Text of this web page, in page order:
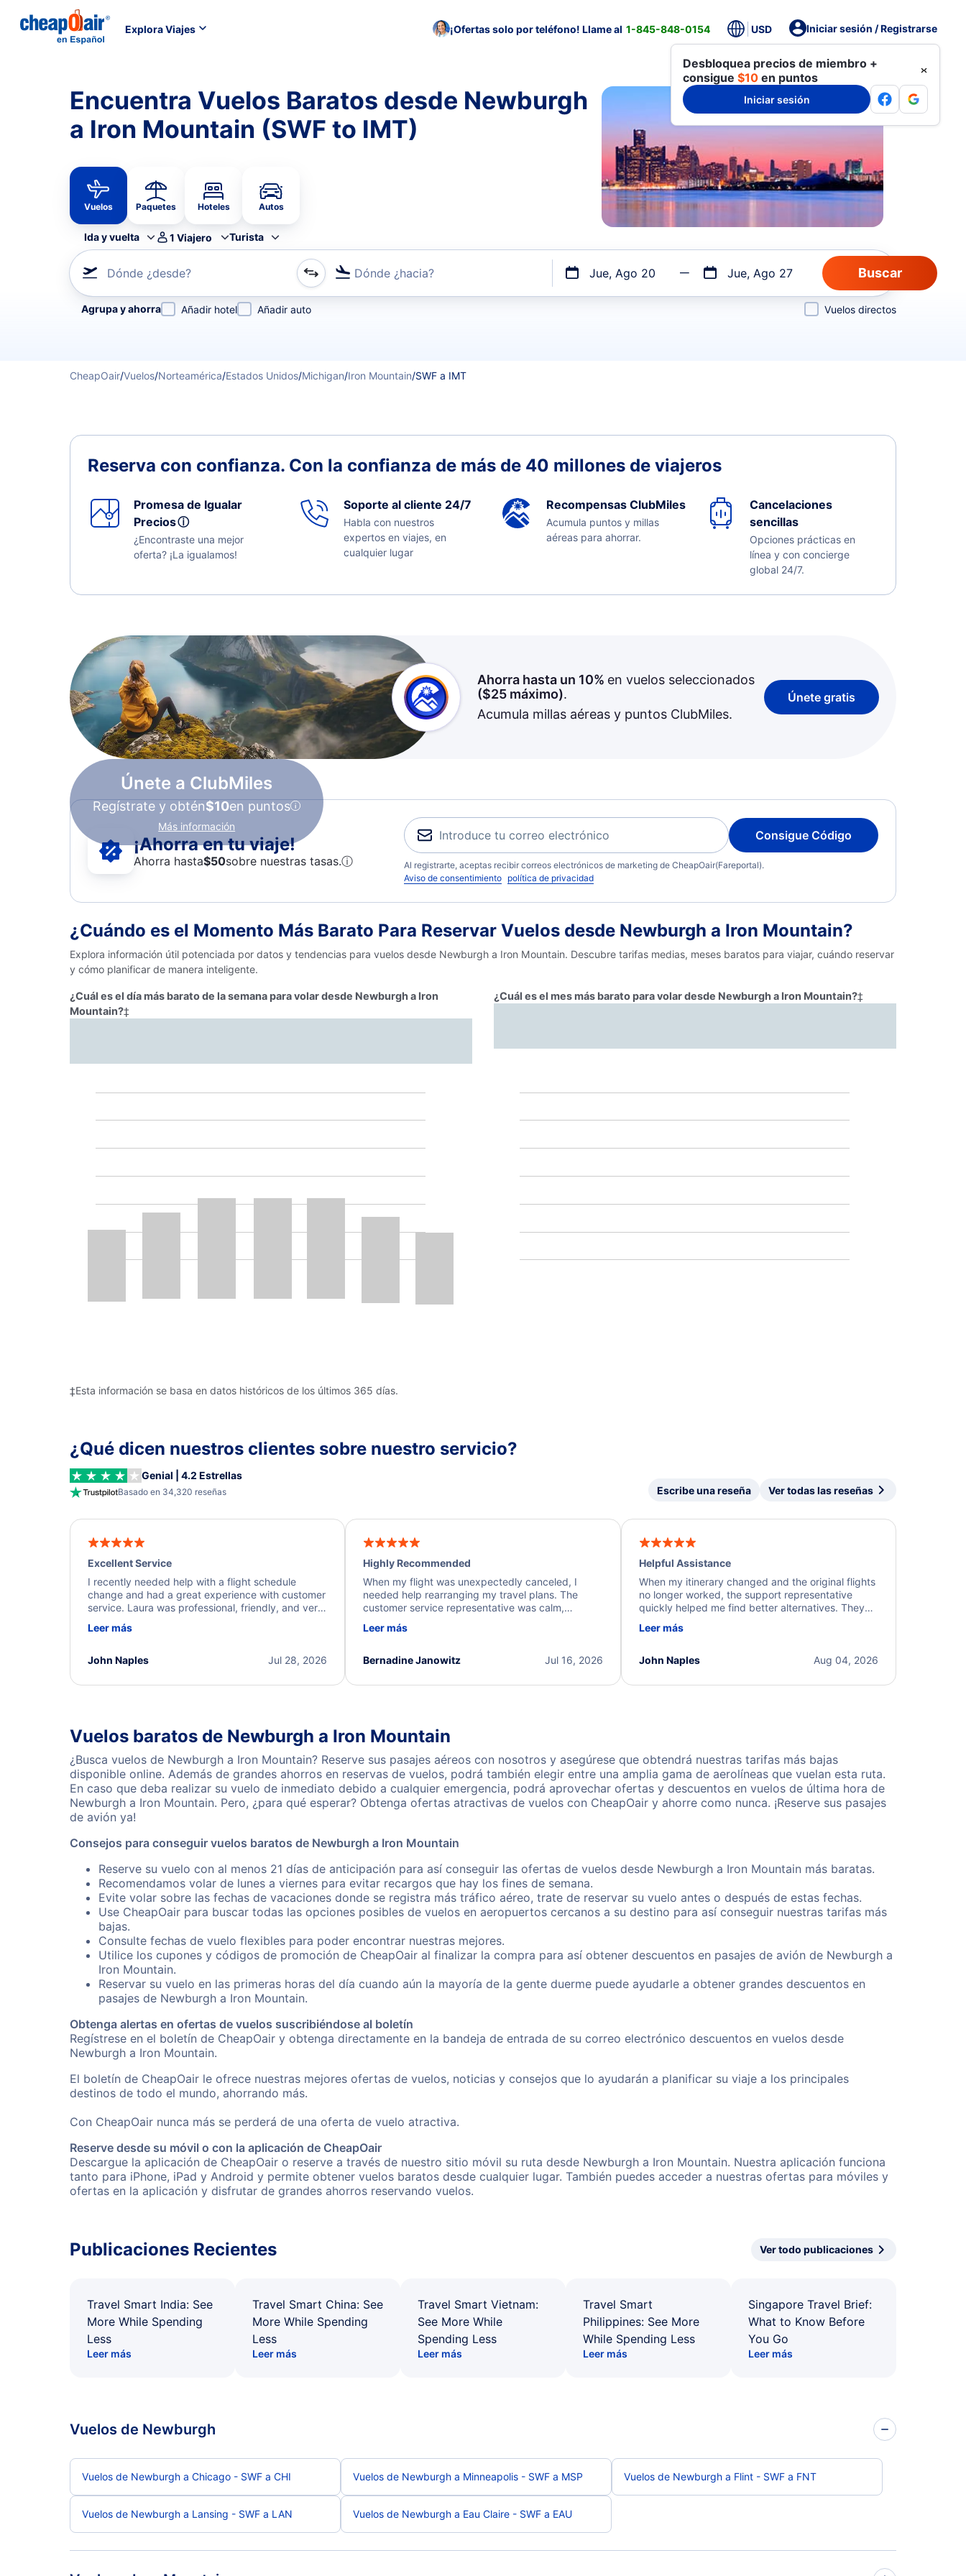
Explora Viajes ¡Ofertas solo por teléfono! Llame al 1-845-848-0154 USD Iniciar sesión / Registrarse
Desbloquea precios de miembro +
consigue $10 en puntos
Iniciar sesión
Encuentra Vuelos Baratos desde Newburgh
a Iron Mountain (SWF to IMT)
Vuelos Paquetes Hoteles Autos
Ida y vuelta 1 Viajero Turista
Dónde ¿desde? Dónde ¿hacia? Jue, Ago 20 Jue, Ago 27
Refina tu búsqueda por aerolínea, por ciudad o aeropuerto o por vuelos directos
Agrupa y ahorra Añadir hotel Añadir auto Vuelos directos
CheapOair/Vuelos/Norteamérica/Estados Unidos/Michigan/Iron Mountain/SWF a IMT
Reserva con confianza. Con la confianza de más de 40 millones de viajeros
Promesa de Igualar
Preciosⓘ
¿Encontraste una mejor
oferta? ¡La igualamos!
Soporte al cliente 24/7
Habla con nuestros
expertos en viajes, en
cualquier lugar
Recompensas ClubMiles
Acumula puntos y millas
aéreas para ahorrar.
Cancelaciones
sencillas
Opciones prácticas en
línea y con concierge
global 24/7.
Únete a ClubMiles
Regístrate y obtén$10en puntos
Más información
Ahorra hasta un 10% en vuelos seleccionados
($25máximo).
Acumula millas aéreas y puntos ClubMiles.
Únete gratis
¡Ahorra en tu viaje!
Ahorra hasta$50sobre nuestras tasas.ⓘ
Consigue Código
Al registrarte, aceptas recibir correos electrónicos de marketing de CheapOair(Fareportal).
Aviso de consentimiento política de privacidad
¿Cuándo es el Momento Más Barato Para Reservar Vuelos desde Newburgh a Iron Mountain?
Explora información útil potenciada por datos y tendencias para vuelos desde Newburgh a Iron Mountain. Descubre tarifas medias, meses baratos para viajar, cuándo reservar
y cómo planificar de manera inteligente.
¿Cuál es el día más barato de la semana para volar desde Newburgh a Iron
Mountain?‡
¿Cuál es el mes más barato para volar desde Newburgh a Iron Mountain?‡
‡Esta información se basa en datos históricos de los últimos 365 días.
¿Qué dicen nuestros clientes sobre nuestro servicio?
Genial | 4.2 Estrellas
Basado en 34,320 reseñas Escribe una reseña Ver todas las reseñas
Excellent Service
I recently needed help with a flight schedule
change and had a great experience with customer
service. Laura was professional, friendly, and very
a solution and kept me informed of the next steps.
Leer más
Jul 28, 2026
John Naples
Highly Recommended
When my flight was unexpectedly canceled, I
needed help rearranging my travel plans. The
customer service representative was calm,
process. They quickly found alternative flight
I truly appreciate the excellent support and
Leer más
Jul 16, 2026
Bernadine Janowitz
Helpful Assistance
When my itinerary changed and the original flights
no longer worked, the support representative
quickly helped me find better alternatives. They
beyond to resolve the issue. I'm grateful for the
Leer más
Aug 04, 2026
John Naples
Vuelos baratos de Newburgh a Iron Mountain
¿Busca vuelos de Newburgh a Iron Mountain? Reserve sus pasajes aéreos con nosotros y asegúrese que obtendrá nuestras tarifas más bajas
disponible online. Además de grandes ahorros en reservas de vuelos, podrá también elegir entre una amplia gama de aerolíneas que vuelan esta ruta.
En caso que deba realizar su vuelo de inmediato debido a cualquier emergencia, podrá aprovechar ofertas y descuentos en vuelos de última hora de
Newburgh a Iron Mountain. Pero, ¿para qué esperar? Obtenga ofertas atractivas de vuelos con CheapOair y ahorre como nunca. ¡Reserve sus pasajes
de avión ya!
Consejos para conseguir vuelos baratos de Newburgh a Iron Mountain
Reserve su vuelo con al menos 21 días de anticipación para así conseguir las ofertas de vuelos desde Newburgh a Iron Mountain más baratas.
Recomendamos volar de lunes a viernes para evitar recargos que hay los fines de semana.
Evite volar sobre las fechas de vacaciones donde se registra más tráfico aéreo, trate de reservar su vuelo antes o después de estas fechas.
Use CheapOair para buscar todas las opciones posibles de vuelos en aeropuertos cercanos a su destino para así conseguir nuestras tarifas más
bajas.
Consulte fechas de vuelo flexibles para poder encontrar nuestras mejores.
Utilice los cupones y códigos de promoción de CheapOair al finalizar la compra para así obtener descuentos en pasajes de avión de Newburgh a
Iron Mountain.
Reservar su vuelo en las primeras horas del día cuando aún la mayoría de la gente duerme puede ayudarle a obtener grandes descuentos en
pasajes de Newburgh a Iron Mountain.
Obtenga alertas en ofertas de vuelos suscribiéndose al boletín
Regístrese en el boletín de CheapOair y obtenga directamente en la bandeja de entrada de su correo electrónico descuentos en vuelos desde
Newburgh a Iron Mountain.
El boletín de CheapOair le ofrece nuestras mejores ofertas de vuelos, noticias y consejos que lo ayudarán a planificar su viaje a los principales
destinos de todo el mundo, ahorrando más.
Con CheapOair nunca más se perderá de una oferta de vuelo atractiva.
Reserve desde su móvil o con la aplicación de CheapOair
Descargue la aplicación de CheapOair o reserve a través de nuestro sitio móvil su ruta desde Newburgh a Iron Mountain. Nuestra aplicación funciona
tanto para iPhone, iPad y Android y permite obtener vuelos baratos desde cualquier lugar. También puedes acceder a nuestras ofertas para móviles y
ofertas en la aplicación y disfrutar de grandes ahorros reservando vuelos.
Publicaciones Recientes Ver todo publicaciones
Travel Smart India: See
More While Spending
Less
Leer más
Travel Smart China: See
More While Spending
Less
Leer más
Travel Smart Vietnam:
See More While
Spending Less
Leer más
Travel Smart
Philippines: See More
While Spending Less
Leer más
Singapore Travel Brief:
What to Know Before
You Go
Leer más
Vuelos de Newburgh
Vuelos de Newburgh a Chicago - SWF a CHI Vuelos de Newburgh a Minneapolis - SWF a MSP Vuelos de Newburgh a Flint - SWF a FNT
Vuelos de Newburgh a Lansing - SWF a LAN Vuelos de Newburgh a Eau Claire - SWF a EAU